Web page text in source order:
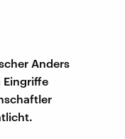
Anders
Eingriffe